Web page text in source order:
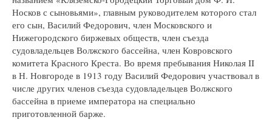
Носков с сыновьями», главным руководителем которого стал
его сын, Василий Федорович, член Московского и
Нижегородского биржевых обществ, член съезда
судовладельцев Волжского бассейна, член Ковровского
комитета Красного Креста. Во время пребывания Николая II
в Н. Новгороде в 1913 году Василий Федорович участвовал в
числе других членов съезда судовладельцев Волжского
бассейна в приеме императора на специально
приготовленной барже.